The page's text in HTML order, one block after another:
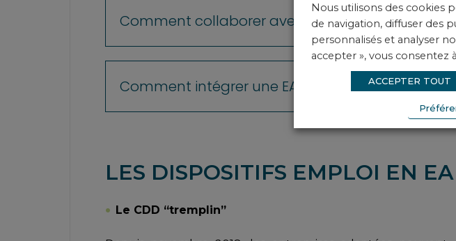
Comment collaborer avec une EA ?
Comment intégrer une EA ?
LES DISPOSITIFS EMPLOI EN EA
Le CDD “tremplin”
Nous utilisons des cookies
de navigation, diffuser des
personnalisés et analyser
accepter », vous consentez
ACCEPTER TOUT